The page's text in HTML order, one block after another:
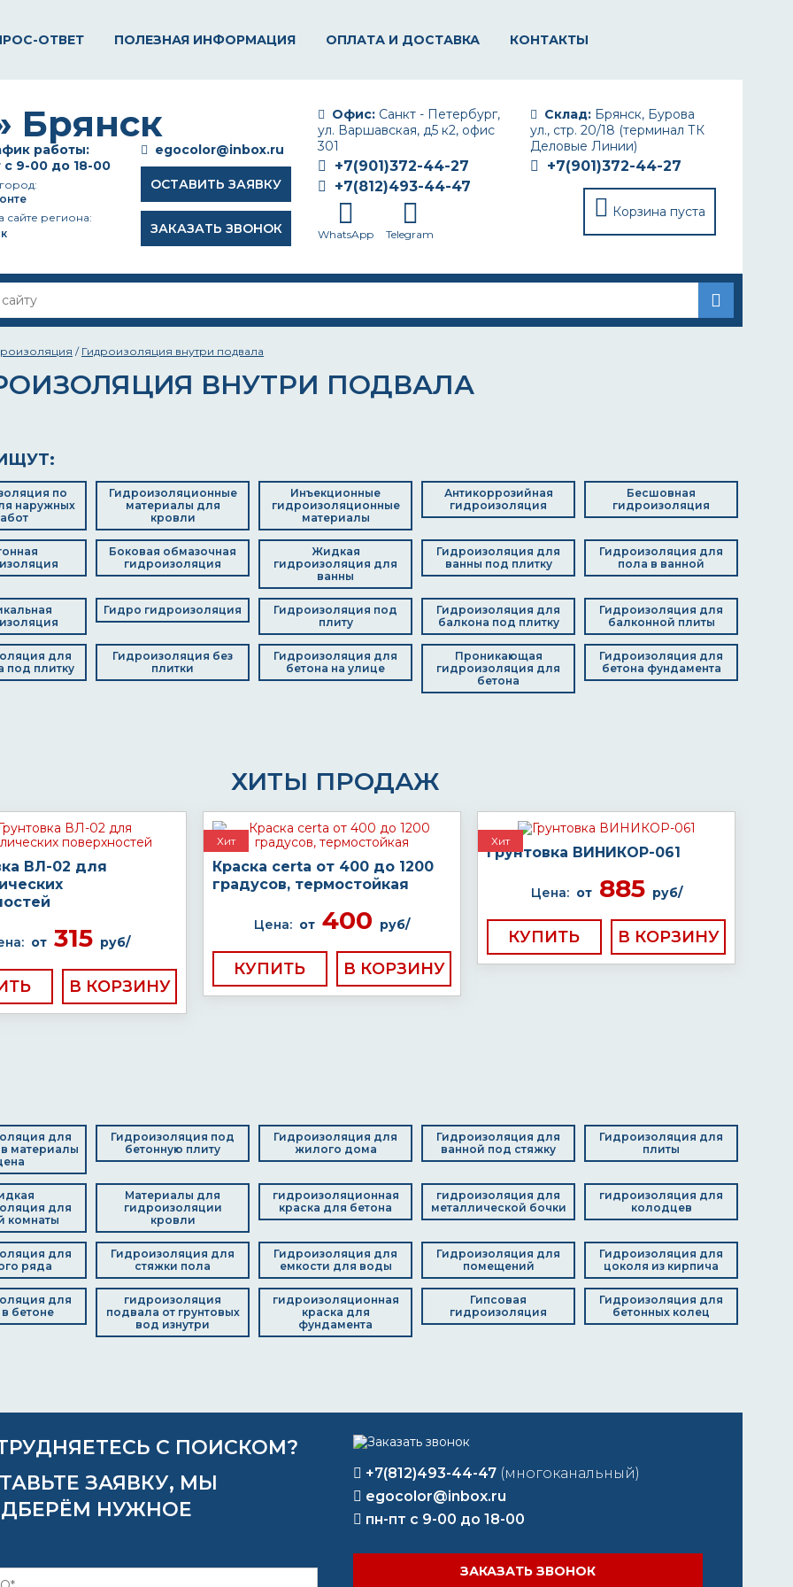
ОТВЕТ ПОЛЕЗНАЯ ИНФОРМАЦИЯ ОПЛАТА И ДОСТАВКА КОНТАКТЫ
Склад: Брянск, Бурова
ул., стр. 20/18 (терминал ТК
Деловые Линии)
+7(901)372-44-27
Корзина пуста
Офис: Санкт - Петербург,
ул. Варшавская, д5 к2, офис
301
+7(901)372-44-27
+7(812)493-44-47
WhatsApp Telegram
egocolor@inbox.ru
ОСТАВИТЬ ЗАЯВКУ
ЗАКАЗАТЬ ЗВОНОК
работы:
с 9-00 до 18-00
сайте региона:
/ Гидроизоляция внутри подвала
ВНУТРИ ПОДВАЛА
по
наружных
Гидроизоляционные
материалы для
кровли
Инъекционные
гидроизоляционные
материалы
Антикоррозийная
гидроизоляция
Бесшовная
гидроизоляция
Боковая обмазочная
гидроизоляция
Жидкая
гидроизоляция для
ванны
Гидроизоляция для
ванны под плитку
Гидроизоляция для
пола в ванной
Гидро гидроизоляция
Гидроизоляция под
плиту
Гидроизоляция для
балкона под плитку
Гидроизоляция для
балконной плиты
для
под плитку
Гидроизоляция без
плитки
Гидроизоляция для
бетона на улице
Проникающая
гидроизоляция для
бетона
Гидроизоляция для
бетона фундамента
ХИТЫ ПРОДАЖ
ВЛ-02 для
от315 руб/
Хит
Краска certa от 400 до 1200
градусов, термостойкая
Цена: от 400 руб/
КУПИТЬ
Хит
Грунтовка ВИНИКОР-061
Цена: от885 руб/
КУПИТЬ
для
материалы
Гидроизоляция под
бетонную плиту
Гидроизоляция для
жилого дома
Гидроизоляция для
ванной под стяжку
Гидроизоляция для
плиты
для
комнаты
Материалы для
гидроизоляции
кровли
гидроизоляционная
краска для бетона
гидроизоляция для
металлической бочки
гидроизоляция для
колодцев
для
ряда
Гидроизоляция для
стяжки пола
Гидроизоляция для
емкости для воды
Гидроизоляция для
помещений
Гидроизоляция для
цоколя из кирпича
для
бетоне
гидроизоляция
подвала от грунтовых
вод изнутри
гидроизоляционная
краска для
фундамента
Гипсовая
гидроизоляция
Гидроизоляция для
бетонных колец
С ПОИСКОМ?
ЗАЯВКУ, МЫ
НУЖНОЕ
+7(812)493-44-47 (многоканальный)
egocolor@inbox.ru
пн-пт с 9-00 до 18-00
ЗАКАЗАТЬ ЗВОНОК